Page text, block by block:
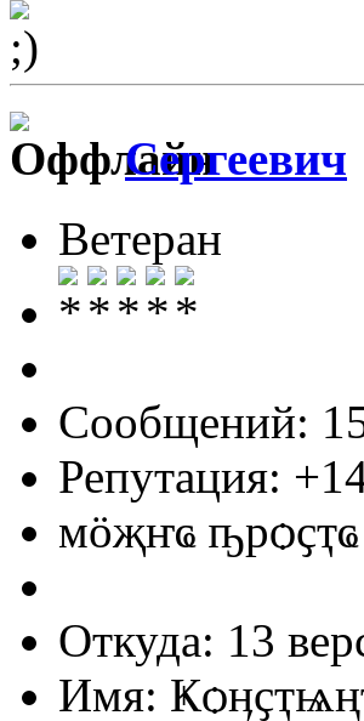
Сергеевич
Ветеран
Сообщений:
Репутация:
мӧҗҥҩ
Откуда: 13
Имя: